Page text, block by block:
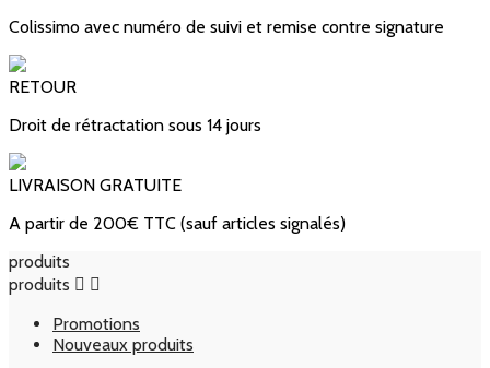
Colissimo avec numéro de suivi et remise contre signature
RETOUR
Droit de rétractation sous 14 jours
LIVRAISON GRATUITE
A partir de 200€ TTC (sauf articles signalés)
produits
produits  
Promotions
Nouveaux produits